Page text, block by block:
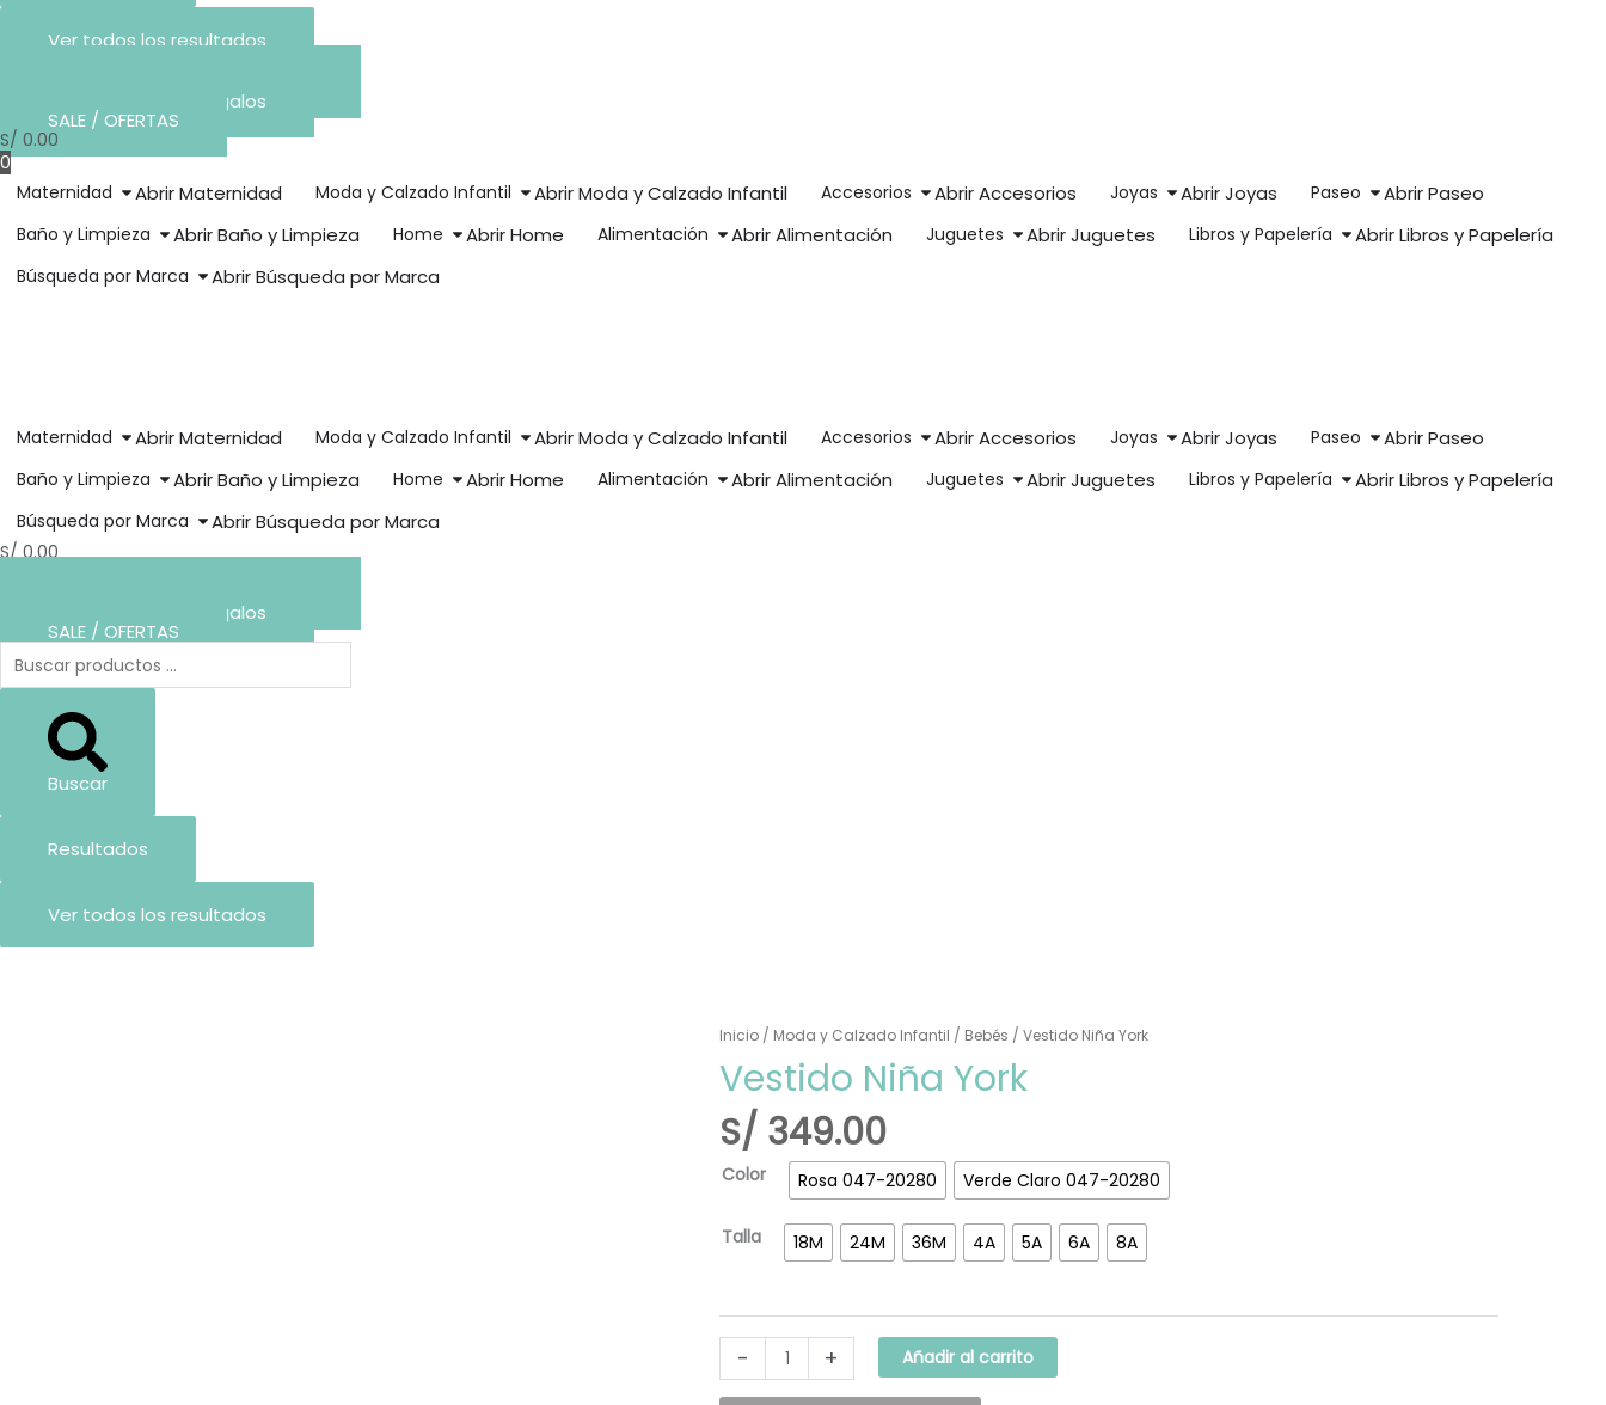
Ver todos los resultados
Crea tu Lista de Regalos
SALE / OFERTAS
S/ 0.00
0
Maternidad
Abrir Maternidad Moda y Calzado Infantil Abrir Moda y Calzado Infantil Accesorios Abrir Accesorios Joyas Abrir Joyas Paseo Abrir Paseo
Baño y Limpieza Abrir Baño y Limpieza Home Abrir Home Alimentación Abrir Alimentación Juguetes Abrir Juguetes Libros y Papelería Abrir Libros y Papelería
Búsqueda por Marca Abrir Búsqueda por Marca
Maternidad Abrir Maternidad Moda y Calzado Infantil Abrir Moda y Calzado Infantil Accesorios Abrir Accesorios Joyas Abrir Joyas Paseo Abrir Paseo
Baño y Limpieza Abrir Baño y Limpieza Home Abrir Home Alimentación Abrir Alimentación Juguetes Abrir Juguetes Libros y Papelería Abrir Libros y Papelería
Búsqueda por Marca Abrir Búsqueda por Marca
S/0.00
Crea tu Lista de Regalos
SALE / OFERTAS
Buscar
Resultados
Ver todos los resultados
Inicio / Moda y Calzado Infantil / Bebés / Vestido Niña York
Vestido Niña York
S/ 349.00
Color Rosa 047-20280 Verde Claro 047-20280
Talla 18M 24M 36M 4A 5A 6A 8A
-
Vestido
York
cantidad
+ Añadir al carrito